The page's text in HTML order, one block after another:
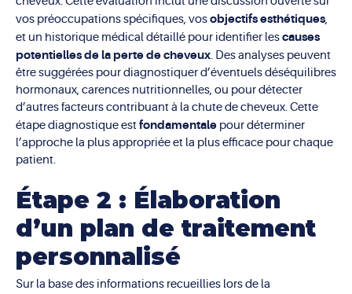
vos préoccupations spécifiques, vosobjectifs esthétiques,
et un historique médical détaillé pour identifier lescauses
potentielles de la perte de cheveux. Des analyses peuvent
être suggérées pour diagnostiquer d’éventuels déséquilibres
hormonaux, carences nutritionnelles, ou pour détecter
d’autres facteurs contribuant à la chute de cheveux. Cette
étape diagnostique estfondamentale pour déterminer
l’approche la plus appropriée et la plus efficace pour chaque
patient.
Étape 2 : Élaboration
d’un plan de traitement
personnalisé
Sur la base des informations recueillies lors de la